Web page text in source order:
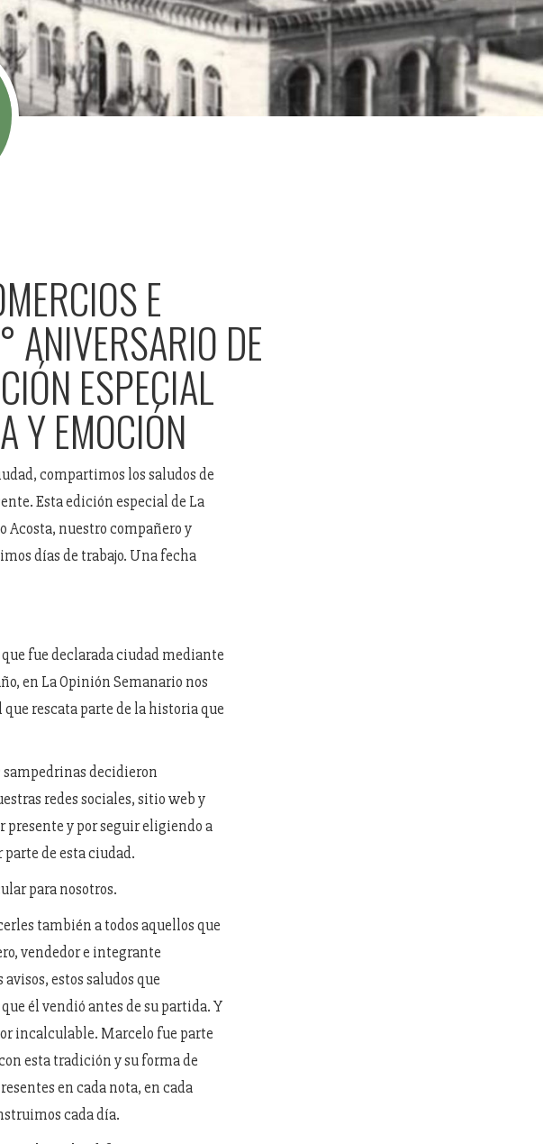
E
ANIVERSARIO DE
ESPECIAL
Y EMOCIÓN
compartimos los saludos de
Esta edición especial de La
Acosta, nuestro compañero y
días de trabajo. Una fecha
que fue declarada ciudad mediante
en La Opinión Semanario nos
rescata parte de la historia que
decidieron
redes sociales, sitio web y
presente y por seguir eligiendo a
de esta ciudad.
para nosotros.
también a todos aquellos que
vendedor e integrante
estos saludos que
él vendió antes de su partida. Y
incalculable. Marcelo fue parte
esta tradición y su forma de
en cada nota, en cada
cada día.